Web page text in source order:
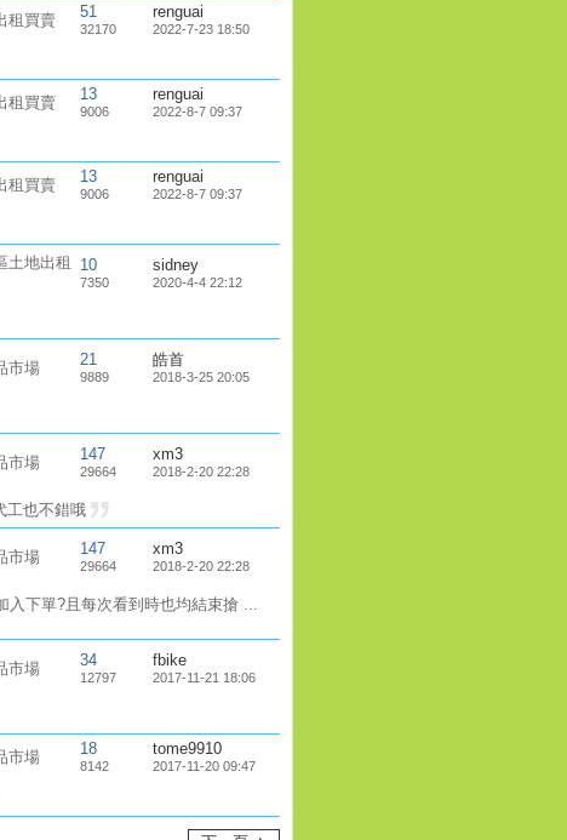
租買賣 51
32170
renguai
2022-7-23 18:50
租買賣 13
9006
renguai
2022-8-7 09:37
租買賣 13
9006
renguai
2022-8-7 09:37
土地出租
10
7350
sidney
2020-4-4 22:12
市場 21
9889
皓首
2018-3-25 20:05
市場 147
29664
xm3
2018-2-20 22:28
工也不錯哦
市場 147
29664
xm3
2018-2-20 22:28
下單?且每次看到時也均結束搶 ...
市場 34
12797
fbike
2017-11-21 18:06
市場 18
8142
tome9910
2017-11-20 09:47